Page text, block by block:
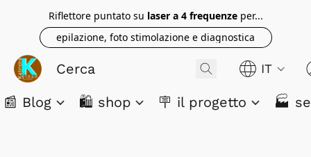
Riflettore puntato su laser a 4 frequenzeper...
epilazione, foto stimolazione e diagnostica
IT
📰 Blog 🛍️ shop 🪧 il progetto 🏭